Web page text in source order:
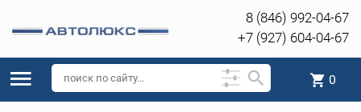
8 (846) 992-04-67
+7 (927) 604-04-67
0